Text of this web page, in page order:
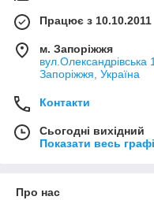
Працює з 10.10.2011
м. Запоріжжя
вул.Олександрівська
Запоріжжя, Україна
Контакти
Сьогодні вихідний
Показати весь
Про нас